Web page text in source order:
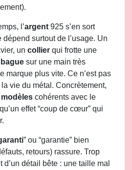
l’argent 925 s’en sort
surtout de l’usage. Un
un collier qui frotte une
bague sur une main très
marque plus vite. Ce n’est pas
la vie du métal. Concrètement,
modèles cohérents avec le
effet “coup de cœur” qui
” ou “garantie” bien
retours) rassure. Trop
d’un détail bête : une taille mal